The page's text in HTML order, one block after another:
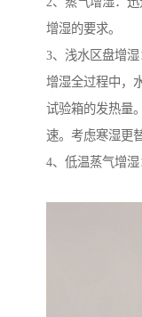
增湿的要求。
3、浅水区盘增湿
增湿全过程中，
试验箱的发热量
速。考虑寒湿更
4、低温蒸气增湿